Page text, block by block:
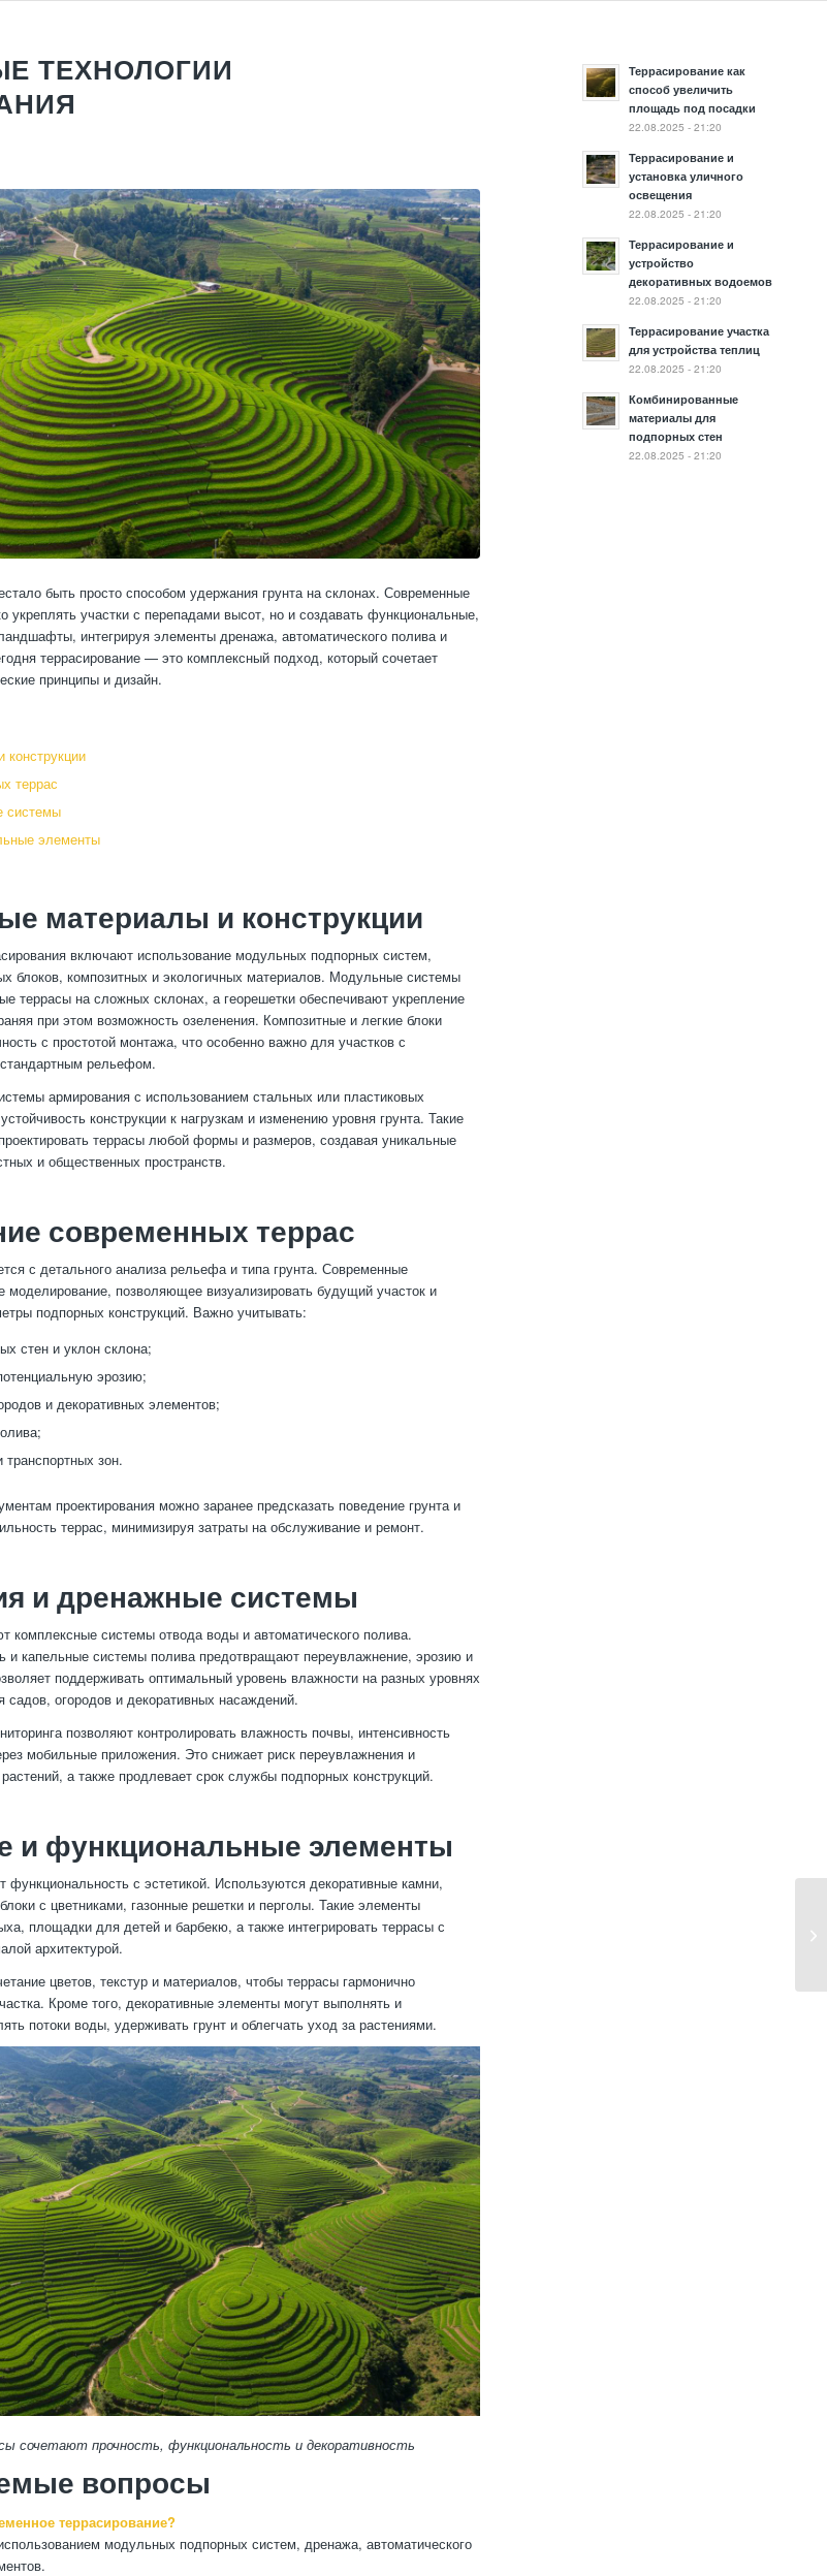
ТЕХНОЛОГИИ
быть просто способом удержания грунта на склонах. Современные
укреплять участки с перепадами высот, но и создавать функциональные,
интегрируя элементы дренажа, автоматического полива и
террасирование — это комплексный подход, который сочетает
принципы и дизайн.
террас
системы
элементы
материалы и конструкции
включают использование модульных подпорных систем,
блоков, композитных и экологичных материалов. Модульные системы
террасы на сложных склонах, а георешетки обеспечивают укрепление
при этом возможность озеленения. Композитные и легкие блоки
с простотой монтажа, что особенно важно для участков с
рельефом.
армирования с использованием стальных или пластиковых
конструкции к нагрузкам и изменению уровня грунта. Такие
террасы любой формы и размеров, создавая уникальные
и общественных пространств.
современных террас
с детального анализа рельефа и типа грунта. Современные
моделирование, позволяющее визуализировать будущий участок и
подпорных конструкций. Важно учитывать:
стен и уклон склона;
эрозию;
и декоративных элементов;
зон.
проектирования можно заранее предсказать поведение грунта и
террас, минимизируя затраты на обслуживание и ремонт.
и дренажные системы
комплексные системы отвода воды и автоматического полива.
и капельные системы полива предотвращают переувлажнение, эрозию и
поддерживать оптимальный уровень влажности на разных уровнях
садов, огородов и декоративных насаждений.
позволяют контролировать влажность почвы, интенсивность
мобильные приложения. Это снижает риск переувлажнения и
а также продлевает срок службы подпорных конструкций.
и функциональные элементы
с эстетикой. Используются декоративные камни,
с цветниками, газонные решетки и перголы. Такие элементы
площадки для детей и барбекю, а также интегрировать террасы с
архитектурой.
цветов, текстур и материалов, чтобы террасы гармонично
Кроме того, декоративные элементы могут выполнять и
потоки воды, удерживать грунт и облегчать уход за растениями.
сочетают прочность, функциональность и декоративность
вопросы
террасирование?
модульных подпорных систем, дренажа, автоматического
Террасирование как
способ увеличить
площадь под посадки
22.08.2025 - 21:20
Террасирование и
установка уличного
освещения
22.08.2025 - 21:20
Террасирование и
устройство
декоративных водоемов
22.08.2025 - 21:20
Террасирование участка
для устройства теплиц
22.08.2025 - 21:20
Комбинированные
материалы для
подпорных стен
22.08.2025 - 21:20